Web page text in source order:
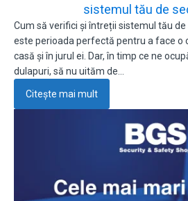
sistemul tău de
Cum să verifici și întreții sistemul tău
este perioada perfectă pentru a face o
casă și în jurul ei. Dar, în timp ce ne
dulapuri, să nu uităm de…
Citește mai mult